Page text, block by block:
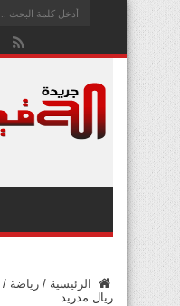
الرئيسية / رياضة /
ريال مدريد